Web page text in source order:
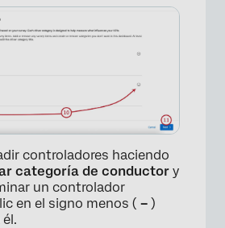
×
controladores haciendo
categoría de conductor y
un controlador
en el signo menos ( – )